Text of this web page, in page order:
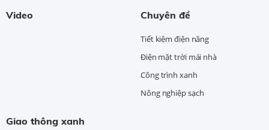
Video Chuyên đề
Tiết kiệm điện năng
Điện mặt trời mái nhà
Công trình xanh
Nông nghiệp sạch
Giao thông xanh